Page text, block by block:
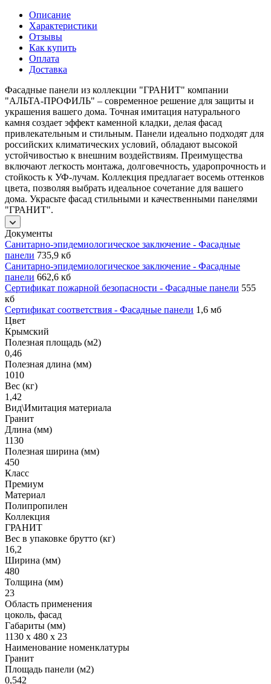
Описание
Характеристики
Отзывы
Как купить
Оплата
Доставка
Фасадные панели из коллекции "ГРАНИТ" компании
"АЛЬТА-ПРОФИЛЬ" – современное решение для защиты и
украшения вашего дома. Точная имитация натурального
камня создает эффект каменной кладки, делая фасад
привлекательным и стильным. Панели идеально подходят для
российских климатических условий, обладают высокой
устойчивостью к внешним воздействиям. Преимущества
включают легкость монтажа, долговечность, ударопрочность и
стойкость к УФ-лучам. Коллекция предлагает восемь оттенков
цвета, позволяя выбрать идеальное сочетание для вашего
дома. Украсьте фасад стильными и качественными панелями
"ГРАНИТ".
Документы
Санитарно-эпидемиологическое заключение - Фасадные
панели 735,9 кб
Санитарно-эпидемиологическое заключение - Фасадные
панели 662,6 кб
Сертификат пожарной безопасности - Фасадные панели 555
кб
Сертификат соответствия - Фасадные панели 1,6 мб
Цвет
Крымский
Полезная площадь (м2)
0,46
Полезная длина (мм)
1010
Вес (кг)
1,42
Вид\Имитация материала
Гранит
Длина (мм)
1130
Полезная ширина (мм)
450
Класс
Премиум
Материал
Полипропилен
Коллекция
ГРАНИТ
Вес в упаковке брутто (кг)
16,2
Ширина (мм)
480
Толщина (мм)
23
Область применения
цоколь, фасад
Габариты (мм)
1130 x 480 x 23
Наименование номенклатуры
Гранит
Площадь панели (м2)
0,542